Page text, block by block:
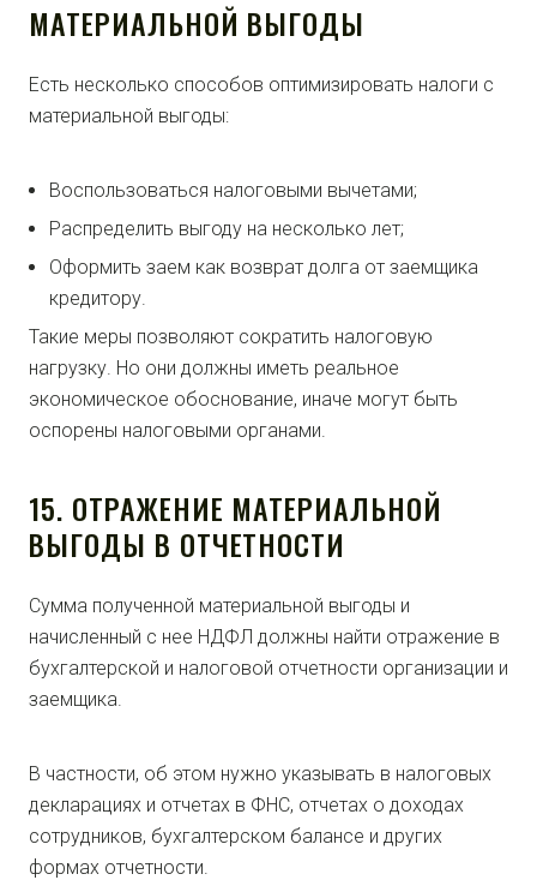
МАТЕРИАЛЬНОЙ ВЫГОДЫ
Есть несколько способов оптимизировать налоги с
материальной выгоды:
Воспользоваться налоговыми вычетами;
Распределить выгоду на несколько лет;
Оформить заем как возврат долга от заемщика
кредитору.
Такие меры позволяют сократить налоговую
нагрузку. Но они должны иметь реальное
экономическое обоснование, иначе могут быть
оспорены налоговыми органами.
15. ОТРАЖЕНИЕ МАТЕРИАЛЬНОЙ
ВЫГОДЫ В ОТЧЕТНОСТИ
Сумма полученной материальной выгоды и
начисленный с нее НДФЛ должны найти отражение в
бухгалтерской и налоговой отчетности организации и
заемщика.
В частности, об этом нужно указывать в налоговых
декларациях и отчетах в ФНС, отчетах о доходах
сотрудников, бухгалтерском балансе и других
формах отчетности.